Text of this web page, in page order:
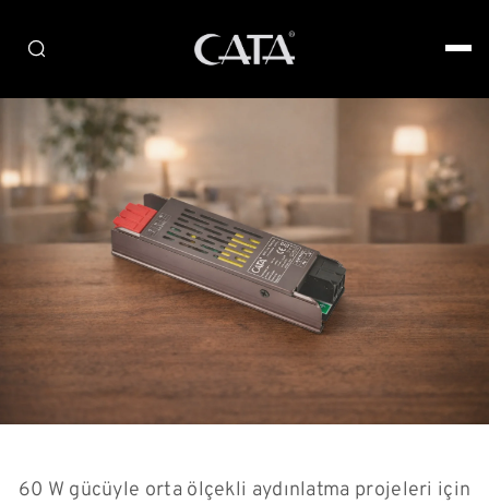
60 W gücüyle orta ölçekli aydınlatma projeleri için